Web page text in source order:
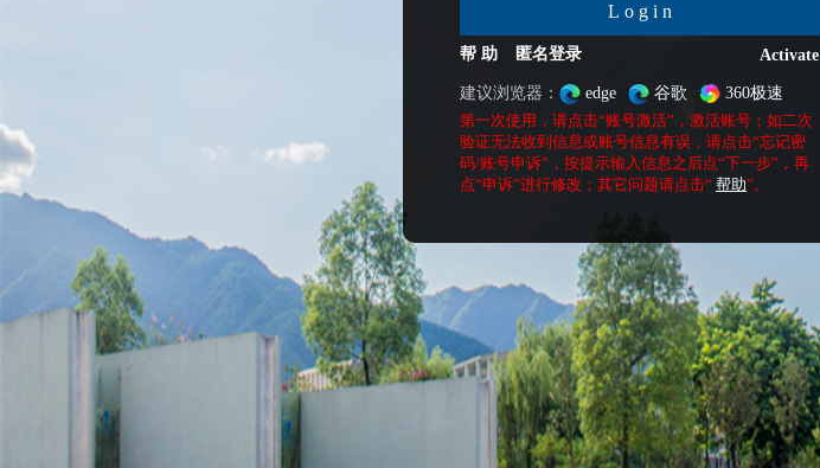
Login
帮 助 Activate
匿名登录
建议浏览器： edge 谷歌
360极速
第一次使用，请点击“账号激活”，激活账号；如二次
验证无法收到信息或账号信息有误，请点击“忘记密
码/账号申诉”，按提示输入信息之后点“下一步”，再
点“申诉”进行修改；其它问题请点击“ 帮助”。